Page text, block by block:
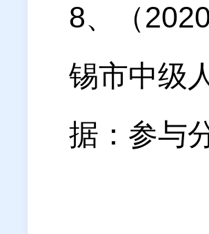
8、（
锡市中级
据：参与